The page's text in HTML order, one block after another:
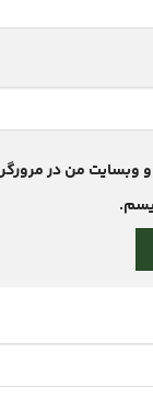
وبسایت من در